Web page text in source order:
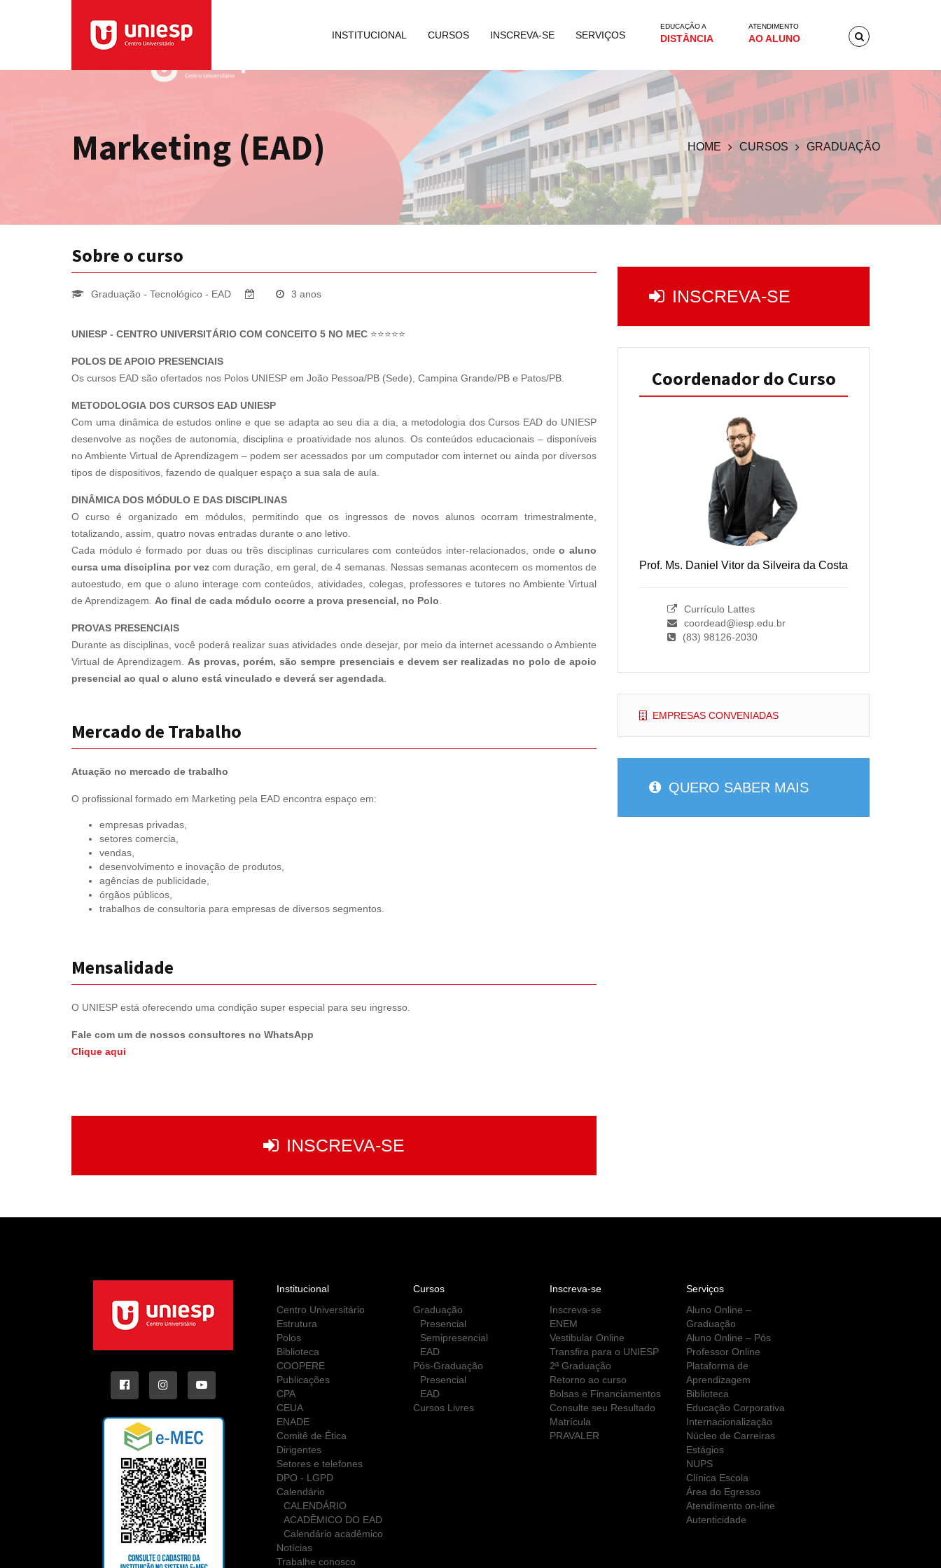
INSTITUCIONAL CURSOS INSCREVA-SE SERVIÇOS
EDUCAÇÃO A
DISTÂNCIA
ATENDIMENTO
AO ALUNO
Marketing (EAD) HOME CURSOS GRADUAÇÃO
Sobre o curso
Graduação - Tecnológico - EAD 3 anos
UNIESP - CENTRO UNIVERSITÁRIO COM CONCEITO 5 NO MEC ⭐⭐⭐⭐⭐
POLOS DE APOIO PRESENCIAIS
Os cursos EAD são ofertados nos Polos UNIESP em João Pessoa/PB (Sede), Campina Grande/PB e Patos/PB.
METODOLOGIA DOS CURSOS EAD UNIESP
Com uma dinâmica de estudos online e que se adapta ao seu dia a dia, a metodologia dos Cursos EAD do UNIESP
desenvolve as noções de autonomia, disciplina e proatividade nos alunos. Os conteúdos educacionais – disponíveis
no Ambiente Virtual de Aprendizagem – podem ser acessados por um computador com internet ou ainda por diversos
tipos de dispositivos, fazendo de qualquer espaço a sua sala de aula.
DINÂMICA DOS MÓDULO E DAS DISCIPLINAS
O curso é organizado em módulos, permitindo que os ingressos de novos alunos ocorram trimestralmente,
totalizando, assim, quatro novas entradas durante o ano letivo.
Cada módulo é formado por duas ou três disciplinas curriculares com conteúdos inter-relacionados, ondeo aluno
cursa uma disciplina por vezcom duração, em geral, de 4 semanas. Nessas semanas acontecem os momentos de
autoestudo, em que o aluno interage com conteúdos, atividades, colegas, professores e tutores no Ambiente Virtual
de Aprendizagem. Ao final de cada módulo ocorre a prova presencial, no Polo
PROVAS PRESENCIAIS
Durante as disciplinas, você poderá realizar suas atividades onde desejar, por meio da internet acessando o Ambiente
Virtual de Aprendizagem. As provas, porém, são sempre presenciais e devem ser realizadas no polo de apoio
presencial ao qual o aluno está vinculado e deverá ser agendada
Mercado de Trabalho
Atuação no mercado de trabalho
O profissional formado em Marketing pela EAD encontra espaço em:
empresas privadas,
setores comercia,
vendas,
desenvolvimento e inovação de produtos,
agências de publicidade,
órgãos públicos,
trabalhos de consultoria para empresas de diversos segmentos.
Mensalidade
O UNIESP está oferecendo uma condição super especial para seu ingresso.
Fale com um de nossos consultores no WhatsApp
Clique aqui
INSCREVA-SE
INSCREVA-SE
Coordenador do Curso
Prof. Ms. Daniel Vitor da Silveira da Costa
Currículo Lattes
coordead@iesp.edu.br
(83) 98126-2030
EMPRESAS CONVENIADAS
QUERO SABER MAIS
Institucional
Centro Universitário
Estrutura
Polos
Biblioteca
COOPERE
Publicações
CPA
CEUA
ENADE
Comitê de Ética
Dirigentes
Setores e telefones
DPO - LGPD
Calendário
CALENDÁRIO
ACADÊMICO DO EAD
Calendário acadêmico
Notícias
Trabalhe conosco
Cursos
Graduação
Presencial
Semipresencial
EAD
Pós-Graduação
Presencial
EAD
Cursos Livres
Inscreva-se
Inscreva-se
ENEM
Vestibular Online
Transfira para o UNIESP
2ª Graduação
Retorno ao curso
Bolsas e Financiamentos
Consulte seu Resultado
Matrícula
PRAVALER
Serviços
Aluno Online –
Graduação
Aluno Online – Pós
Professor Online
Plataforma de
Aprendizagem
Biblioteca
Educação Corporativa
Internacionalização
Núcleo de Carreiras
Estágios
NUPS
Clínica Escola
Área do Egresso
Atendimento on-line
Autenticidade